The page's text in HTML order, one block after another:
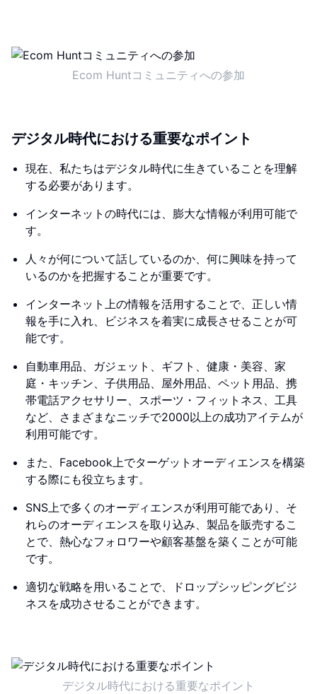
Ecom Huntコミュニティへの参加
デジタル時代における重要なポイント
現在、私たちはデジタル時代に生きていることを理解
する必要があります。
インターネットの時代には、膨大な情報が利用可能で
す。
人々が何について話しているのか、何に興味を持って
いるのかを把握することが重要です。
インターネット上の情報を活用することで、正しい情
報を手に入れ、ビジネスを着実に成長させることが可
能です。
自動車用品、ガジェット、ギフト、健康・美容、家
庭・キッチン、子供用品、屋外用品、ペット用品、携
帯電話アクセサリー、スポーツ・フィットネス、工具
など、さまざまなニッチで2000以上の成功アイテムが
利用可能です。
また、Facebook上でターゲットオーディエンスを構築
する際にも役立ちます。
SNS上で多くのオーディエンスが利用可能であり、そ
れらのオーディエンスを取り込み、製品を販売するこ
とで、熱心なフォロワーや顧客基盤を築くことが可能
です。
適切な戦略を用いることで、ドロップシッピングビジ
ネスを成功させることができます。
デジタル時代における重要なポイント